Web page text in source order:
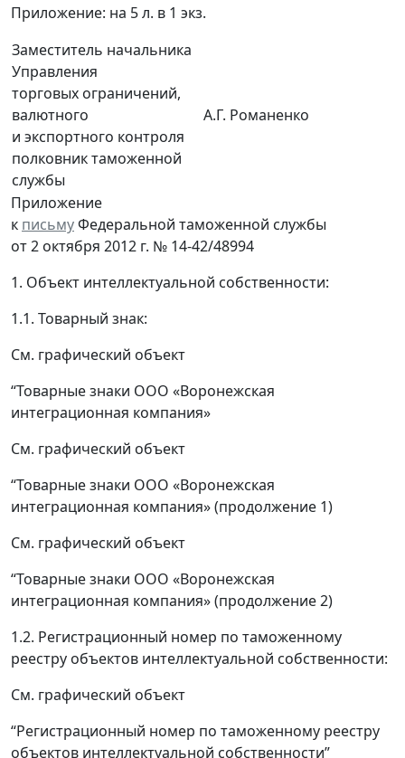
Приложение: на 5 л. в 1 экз.
Заместитель начальника
Управления
торговых ограничений,
валютного
и экспортного контроля
полковник таможенной
службы
А.Г. Романенко
Приложение
к письмуФедеральной таможенной службы
от 2 октября 2012 г. № 14-42/48994
1. Объект интеллектуальной собственности:
1.1. Товарный знак:
См. графический объект
“Товарные знаки ООО «Воронежская
интеграционная компания»
См. графический объект
“Товарные знаки ООО «Воронежская
интеграционная компания» (продолжение 1)
См. графический объект
“Товарные знаки ООО «Воронежская
интеграционная компания» (продолжение 2)
1.2. Регистрационный номер по таможенному
реестру объектов интеллектуальной собственности:
См. графический объект
“Регистрационный номер по таможенному реестру
объектов интеллектуальной собственности”